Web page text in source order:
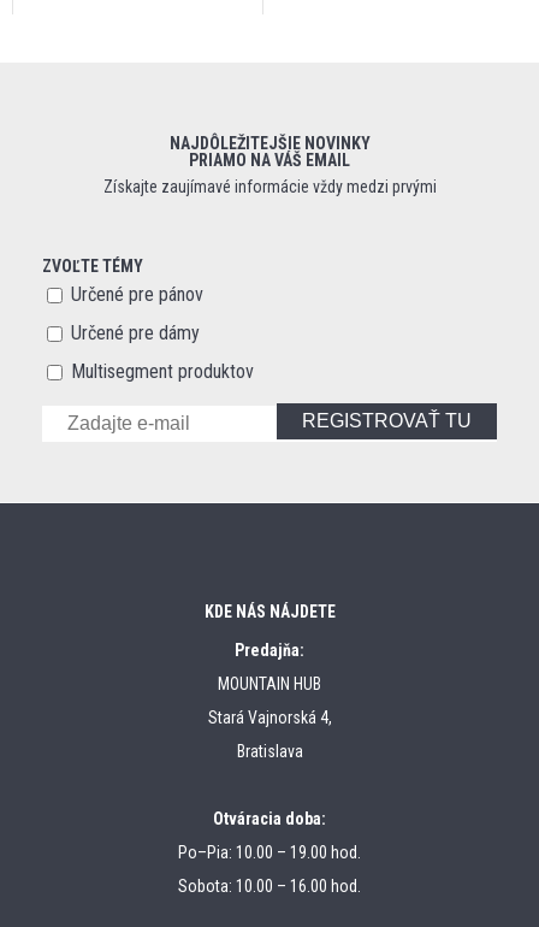
NAJDÔLEŽITEJŠIE NOVINKY
PRIAMO NA VÁŠ EMAIL
Získajte zaujímavé informácie vždy medzi prvými
ZVOĽTE TÉMY
Určené pre pánov
Určené pre dámy
Multisegment produktov
REGISTROVAŤ TU
KDE NÁS NÁJDETE
Predajňa:
MOUNTAIN HUB
Stará Vajnorská 4,
Bratislava
Otváracia doba:
Po–Pia: 10.00 – 19.00 hod.
Sobota: 10.00 – 16.00 hod.